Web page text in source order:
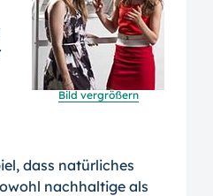
Bild vergrößern
dass natürliches
nachhaltige als